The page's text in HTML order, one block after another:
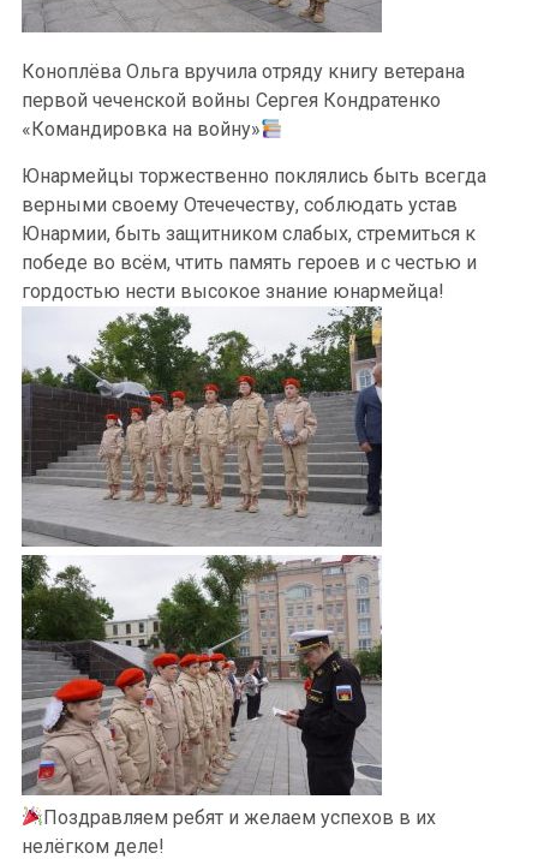
Коноплёва Ольга вручила отряду книгу ветерана
первой чеченской войны Сергея Кондратенко
«Командировка на войну»
Юнармейцы торжественно поклялись быть всегда
верными своему Отечечеству, соблюдать устав
Юнармии, быть защитником слабых, стремиться к
победе во всём, чтить память героев и с честью и
гордостью нести высокое знание юнармейца!
Поздравляем ребят и желаем успехов в их
нелёгком деле!